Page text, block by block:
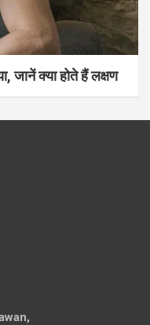
जानें क्या होते हैं लक्षण